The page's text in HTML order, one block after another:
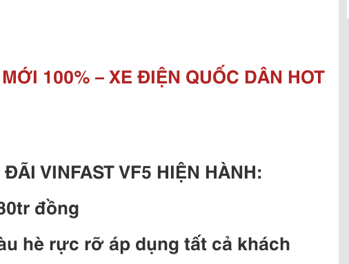
100% – XE ĐIỆN QUỐC DÂN HOT
VINFAST VF5 HIỆN HÀNH:
đồng
hè rực rỡ áp dụng tất cả khách